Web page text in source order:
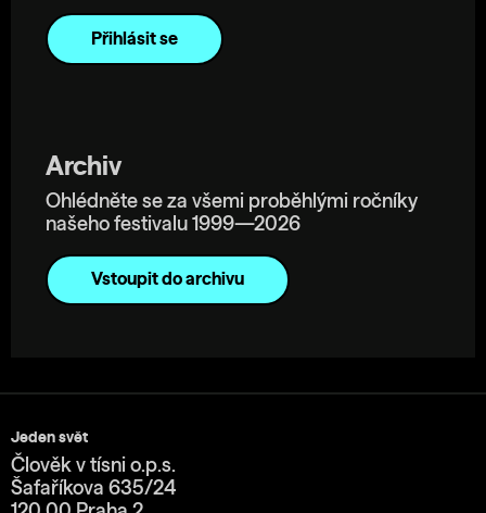
Archiv
Ohlédněte se za všemi proběhlými ročníky
našeho festivalu 1999—2026
Vstoupit do archivu
Jeden svět
Člověk v tísni o.p.s.
Šafaříkova 635/24